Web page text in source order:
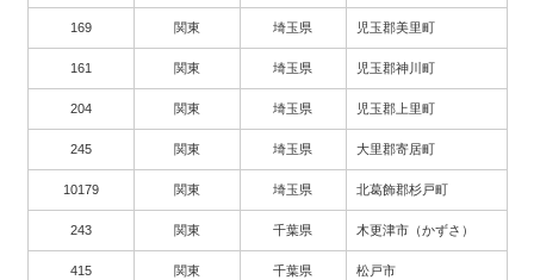
169 関東 埼玉県 児玉郡美里町
161 関東 埼玉県 児玉郡神川町
204 関東 埼玉県 児玉郡上里町
245 関東 埼玉県 大里郡寄居町
10179 関東 埼玉県 北葛飾郡杉戸町
243 関東 千葉県 木更津市（かずさ）
415 関東 千葉県 松戸市